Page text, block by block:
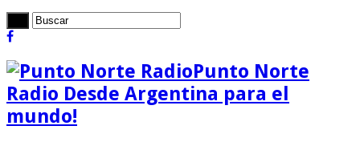
Punto Norte
Radio Desde Argentina para el
mundo!